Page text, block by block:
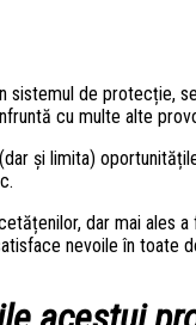
sistemul de protecție,
cu multe alte
și limita)
dar mai ales
nevoile în toate